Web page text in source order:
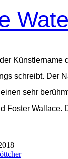
Künstlername
schreibt. Der
sehr
Foster Wallace.